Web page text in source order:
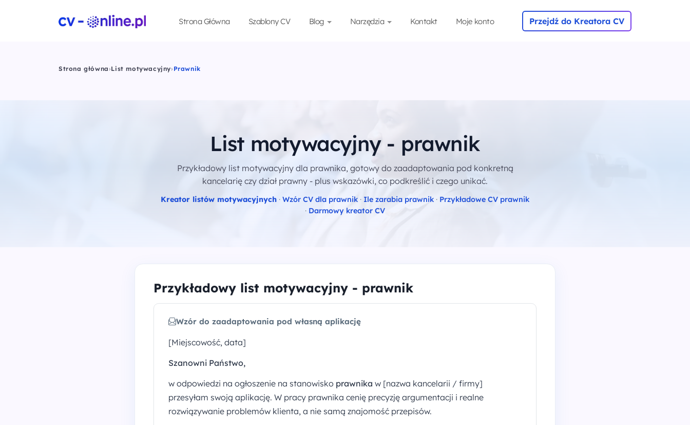
Strona Główna Szablony CV Blog Narzędzia Kontakt Moje konto Przejdź do Kreatora CV
Strona główna›List motywacyjny› Prawnik
List motywacyjny - prawnik
Przykładowy list motywacyjny dla prawnika, gotowy do zaadaptowania pod konkretną
kancelarię czy dział prawny - plus wskazówki, co podkreślić i czego unikać.
Kreator listów motywacyjnych · Wzór CV dla prawnik · Ile zarabia prawnik · Przykładowe CV prawnik
· Darmowy kreator CV
Przykładowy list motywacyjny - prawnik
Wzór do zaadaptowania pod własną aplikację
[Miejscowość, data]
Szanowni Państwo,
w odpowiedzi na ogłoszenie na stanowisko prawnika w [nazwa kancelarii / firmy]
przesyłam swoją aplikację. W pracy prawnika cenię precyzję argumentacji i realne
rozwiązywanie problemów klienta, a nie samą znajomość przepisów.